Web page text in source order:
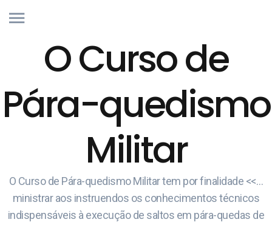
O Curso de
Pára-quedismo
Militar
O Curso de Pára-quedismo Militar tem por finalidade <<…
ministrar aos instruendos os conhecimentos técnicos
indispensáveis à execução de saltos em pára-quedas de